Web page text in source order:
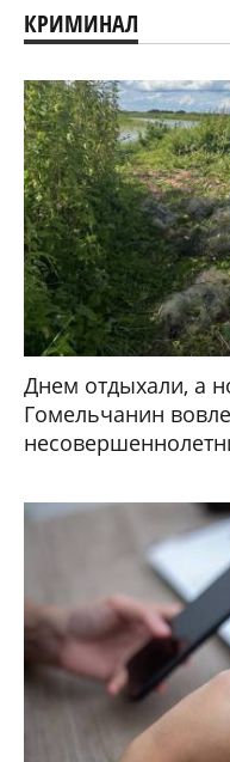
КРИМИНАЛ
Днем отдыхали, а
Гомельчанин